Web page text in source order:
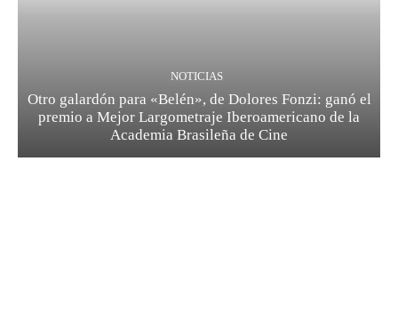
NOTICIAS
Otro galardón para «Belén», de Dolores Fonzi: ganó el
premio a Mejor Largometraje Iberoamericano de la
Academia Brasileña de Cine